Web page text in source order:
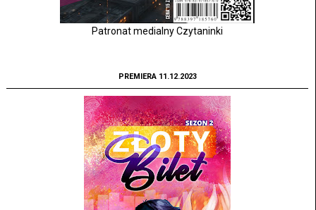
Patronat medialny Czytaninki
PREMIERA 11.12.2023